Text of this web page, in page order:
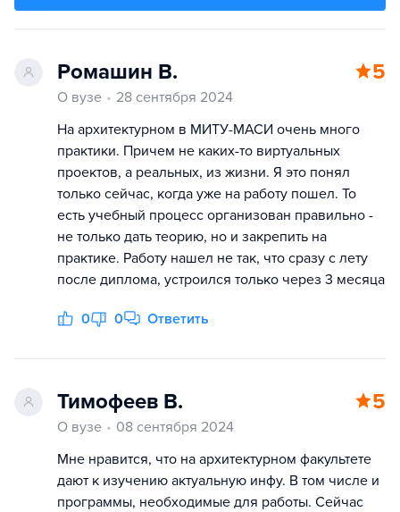
Ромашин В. 5
О вузе
28 сентября 2024
На архитектурном в МИТУ-МАСИ очень много
практики. Причем не каких-то виртуальных
проектов, а реальных, из жизни. Я это понял
только сейчас, когда уже на работу пошел. То
есть учебный процесс организован правильно -
не только дать теорию, но и закрепить на
практике. Работу нашел не так, что сразу с лету
после диплома, устроился только через 3 месяца
0 0 Ответить
Тимофеев В. 5
О вузе
08 сентября 2024
Мне нравится, что на архитектурном факультете
дают к изучению актуальную инфу. В том числе и
программы, необходимые для работы. Сейчас